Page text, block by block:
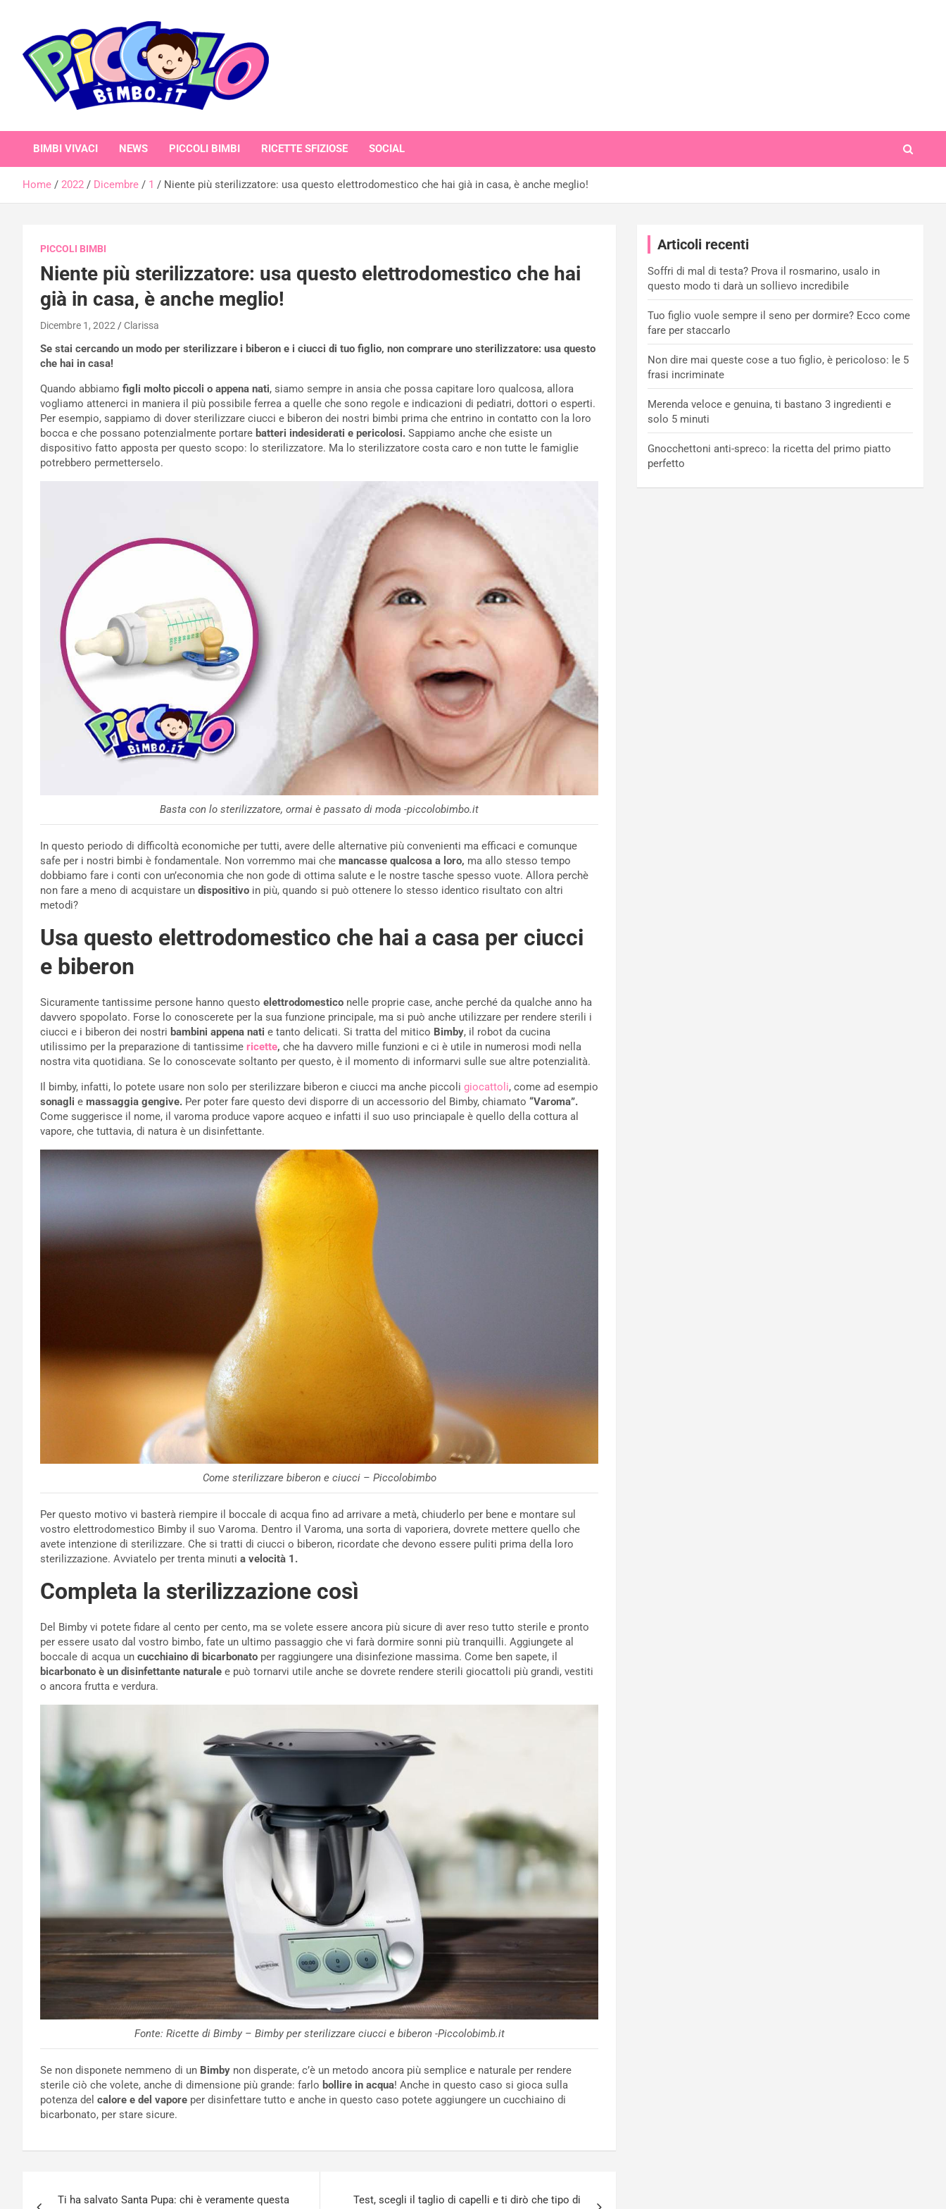
piccolobimbo.it
BIMBI VIVACI NEWS PICCOLI BIMBI RICETTE SFIZIOSE SOCIAL
Home 2022 Dicembre 1 Niente più sterilizzatore: usa questo elettrodomestico che hai già in casa, è anche meglio!
PICCOLI BIMBI
Niente più sterilizzatore: usa questo elettrodomestico che hai
già in casa, è anche meglio!
Dicembre 1, 2022 Clarissa
Se stai cercando un modo per sterilizzare i biberon e i ciucci di tuo figlio, non comprare uno sterilizzatore: usa questo
che hai in casa!
Quando abbiamo figli molto piccoli o appena nati, siamo sempre in ansia che possa capitare loro qualcosa, allora
vogliamo attenerci in maniera il più possibile ferrea a quelle che sono regole e indicazioni di pediatri, dottori o esperti.
Per esempio, sappiamo di dover sterilizzare ciucci e biberon dei nostri bimbi prima che entrino in contatto con la loro
bocca e che possano potenzialmente portare batteri indesiderati e pericolosi. Sappiamo anche che esiste un
dispositivo fatto apposta per questo scopo: lo sterilizzatore. Ma lo sterilizzatore costa caro e non tutte le famiglie
potrebbero permetterselo.
Basta con lo sterilizzatore, ormai è passato di moda -piccolobimbo.it
In questo periodo di difficoltà economiche per tutti, avere delle alternative più convenienti ma efficaci e comunque
safe per i nostri bimbi è fondamentale. Non vorremmo mai che mancasse qualcosa a loro, ma allo stesso tempo
dobbiamo fare i conti con un’economia che non gode di ottima salute e le nostre tasche spesso vuote. Allora perchè
non fare a meno di acquistare un dispositivo in più, quando si può ottenere lo stesso identico risultato con altri
metodi?
Usa questo elettrodomestico che hai a casa per ciucci
e biberon
Sicuramente tantissime persone hanno questo elettrodomestico nelle proprie case, anche perché da qualche anno ha
davvero spopolato. Forse lo conoscerete per la sua funzione principale, ma si può anche utilizzare per rendere sterili i
ciucci e i biberon dei nostri bambini appena nati e tanto delicati. Si tratta del mitico Bimby, il robot da cucina
utilissimo per la preparazione di tantissime ricette, che ha davvero mille funzioni e ci è utile in numerosi modi nella
nostra vita quotidiana. Se lo conoscevate soltanto per questo, è il momento di informarvi sulle sue altre potenzialità.
Il bimby, infatti, lo potete usare non solo per sterilizzare biberon e ciucci ma anche piccoli giocattoli, come ad esempio
sonagli e massaggia gengive. Per poter fare questo devi disporre di un accessorio del Bimby, chiamato “Varoma”.
Come suggerisce il nome, il varoma produce vapore acqueo e infatti il suo uso princiapale è quello della cottura al
vapore, che tuttavia, di natura è un disinfettante.
Come sterilizzare biberon e ciucci – Piccolobimbo
Per questo motivo vi basterà riempire il boccale di acqua fino ad arrivare a metà, chiuderlo per bene e montare sul
vostro elettrodomestico Bimby il suo Varoma. Dentro il Varoma, una sorta di vaporiera, dovrete mettere quello che
avete intenzione di sterilizzare. Che si tratti di ciucci o biberon, ricordate che devono essere puliti prima della loro
sterilizzazione. Avviatelo per trenta minuti a velocità 1.
Completa la sterilizzazione così
Del Bimby vi potete fidare al cento per cento, ma se volete essere ancora più sicure di aver reso tutto sterile e pronto
per essere usato dal vostro bimbo, fate un ultimo passaggio che vi farà dormire sonni più tranquilli. Aggiungete al
boccale di acqua un cucchiaino di bicarbonato per raggiungere una disinfezione massima. Come ben sapete, il
bicarbonato è un disinfettante naturale e può tornarvi utile anche se dovrete rendere sterili giocattoli più grandi, vestiti
o ancora frutta e verdura.
Fonte: Ricette di Bimby – Bimby per sterilizzare ciucci e biberon -Piccolobimb.it
Se non disponete nemmeno di un Bimby non disperate, c’è un metodo ancora più semplice e naturale per rendere
sterile ciò che volete, anche di dimensione più grande: farlo bollire in acqua! Anche in questo caso si gioca sulla
potenza del calore e del vapore per disinfettare tutto e anche in questo caso potete aggiungere un cucchiaino di
bicarbonato, per stare sicure.
Ti ha salvato Santa Pupa: chi è veramente questa
Test, scegli il taglio di capelli e ti dirò che tipo di
Articoli recenti
Soffri di mal di testa? Prova il rosmarino, usalo in
questo modo ti darà un sollievo incredibile
Tuo figlio vuole sempre il seno per dormire? Ecco come
fare per staccarlo
Non dire mai queste cose a tuo figlio, è pericoloso: le 5
frasi incriminate
Merenda veloce e genuina, ti bastano 3 ingredienti e
solo 5 minuti
Gnocchettoni anti-spreco: la ricetta del primo piatto
perfetto